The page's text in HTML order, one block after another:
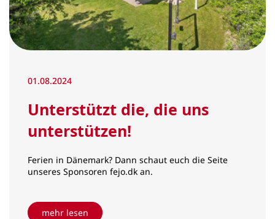
01.08.2024
Unterstützt die, die uns
unterstützen!
Ferien in Dänemark? Dann schaut euch die Seite
unseres Sponsoren fejo.dk an.
mehr lesen